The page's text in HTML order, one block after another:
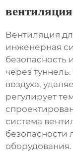
Вентиляция
инженерная
безопасность
через
воздуха,
регулирует
система
безопасности
оборудования.